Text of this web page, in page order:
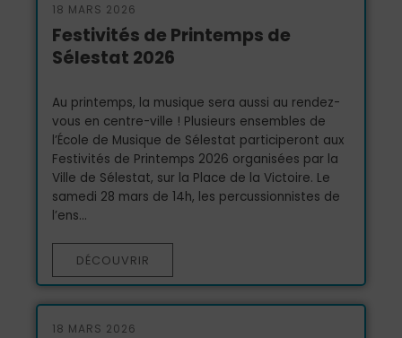
18 MARS 2026
Festivités de Printemps de
Sélestat 2026
Au printemps, la musique sera aussi au rendez-
vous en centre-ville ! Plusieurs ensembles de
l’École de Musique de Sélestat participeront aux
Festivités de Printemps 2026 organisées par la
Ville de Sélestat, sur la Place de la Victoire. Le
samedi 28 mars de 14h, les percussionnistes de
l’ens...
DÉCOUVRIR
18 MARS 2026